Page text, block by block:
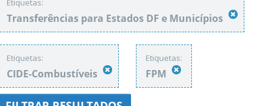
Etiquetas:
Transferências para Estados DF e Municípios
Etiquetas:
CIDE-Combustíveis
Etiquetas:
FPM